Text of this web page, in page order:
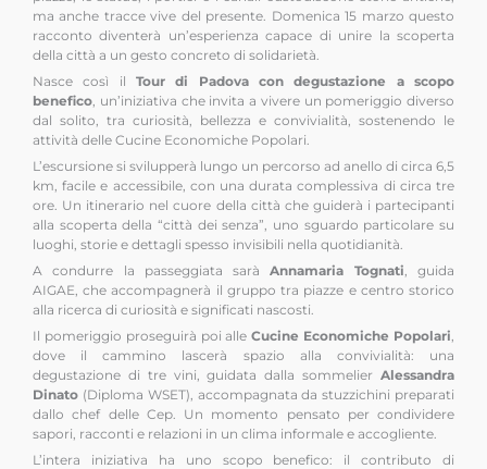
ma anche tracce vive del presente. Domenica 15 marzo questo
racconto diventerà un’esperienza capace di unire la scoperta
della città a un gesto concreto di solidarietà.
Nasce così il Tour di Padova con degustazione a scopo
benefico, un’iniziativa che invita a vivere un pomeriggio diverso
dal solito, tra curiosità, bellezza e convivialità, sostenendo le
attività delle Cucine Economiche Popolari.
L’escursione si svilupperà lungo un percorso ad anello di circa 6,5
km, facile e accessibile, con una durata complessiva di circa tre
ore. Un itinerario nel cuore della città che guiderà i partecipanti
alla scoperta della “città dei senza”, uno sguardo particolare su
luoghi, storie e dettagli spesso invisibili nella quotidianità.
A condurre la passeggiata saràAnnamaria Tognati , guida
AIGAE, che accompagnerà il gruppo tra piazze e centro storico
alla ricerca di curiosità e significati nascosti.
Il pomeriggio proseguirà poi alleCucine Economiche Popolari
dove il cammino lascerà spazio alla convivialità: una
degustazione di tre vini, guidata dalla sommelier Alessandra
Dinato (Diploma WSET), accompagnata da stuzzichini preparati
dallo chef delle Cep. Un momento pensato per condividere
sapori, racconti e relazioni in un clima informale e accogliente.
L’intera iniziativa ha uno scopo benefico: il contributo di